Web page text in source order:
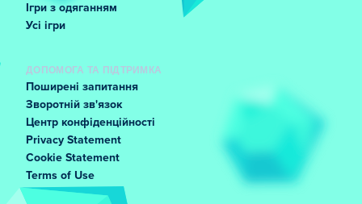
Ігри з одяганням
Усі ігри
ДОПОМОГА ТА ПІДТРИМКА
Поширені запитання
Зворотній зв'язок
Центр конфіденційності
Privacy Statement
Cookie Statement
Terms of Use